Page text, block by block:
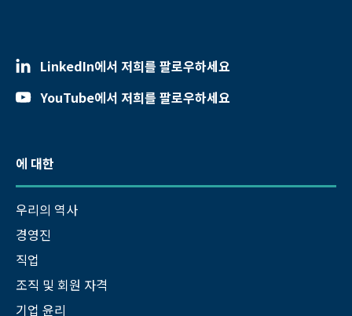
LinkedIn에서 저희를 팔로우하세요
YouTube에서 저희를 팔로우하세요
에 대한
우리의 역사
경영진
직업
조직 및 회원 자격
기업 윤리